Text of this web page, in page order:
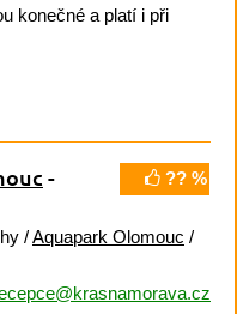
konečné a platí i při
?? %
-
/Aquapark Olomouc /